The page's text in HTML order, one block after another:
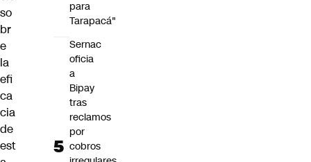
so
br
e
la
efi
ca
cia
de
est
para
Tarapacá"
Sernac
oficia
a
Bipay
tras
reclamos
por
cobros